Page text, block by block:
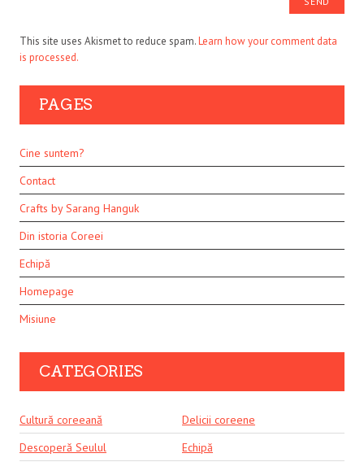
This site uses Akismet to reduce spam.Learn how your comment data
is processed.
PAGES
Cine suntem?
Contact
Crafts by Sarang Hanguk
Din istoria Coreei
Echipă
Homepage
Misiune
CATEGORIES
Cultură coreeană
Delicii coreene
Descoperă Seulul
Echipă